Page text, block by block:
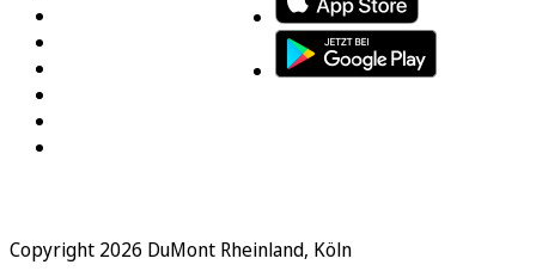
Copyright 2026 DuMont Rheinland, Köln